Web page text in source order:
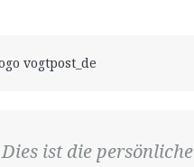
Dies ist die persönliche